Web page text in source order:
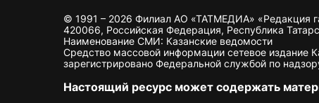
© 1991 – 2026 Филиал АО «ТАТМЕДИА» «Редакция
420066, Российская Федерация, Республика
Наименование СМИ: Казанские ведомости
Средство массовой информации сетевое издание
зарегистрировано Федеральной службой по
Настоящий ресурс может содержать